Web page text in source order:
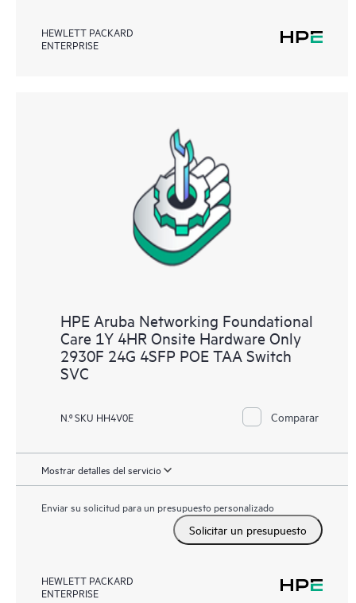
HEWLETT PACKARD
ENTERPRISE
HPE Aruba Networking Foundational
Care 1Y 4HR Onsite Hardware Only
2930F 24G 4SFP POE TAA Switch
SVC
N.º SKU HH4V0E Comparar
Mostrar detalles del servicio
Enviar su solicitud para un presupuesto personalizado
Solicitar un presupuesto
HEWLETT PACKARD
ENTERPRISE